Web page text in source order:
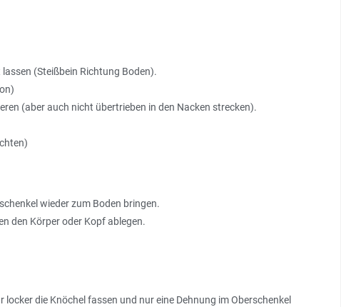
(Steißbein Richtung Boden).
(aber auch nicht übertrieben in den Nacken strecken).
wieder zum Boden bringen.
den Körper oder Kopf ablegen.
die Knöchel fassen und nur eine Dehnung im Oberschenkel